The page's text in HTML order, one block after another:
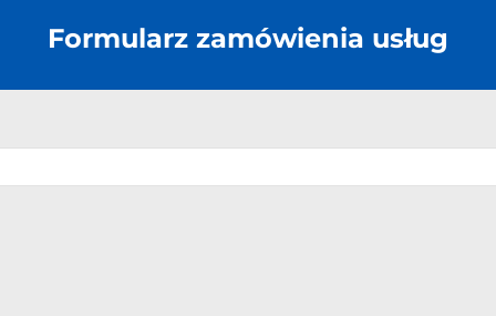
Formularz zamówienia usług